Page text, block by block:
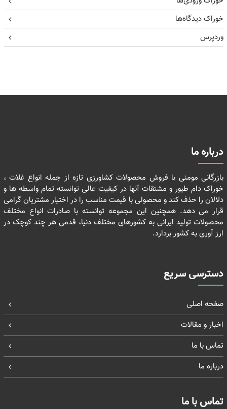
خوراک دیدگاه‌ها
وردپرس
درباره ما
بازرگانی مومنی با فروش محصولات کشاورزی تازه از جمله انواع غلات ،
خوراک دام طیور و مشتقات آنها در کیفیت عالی توانسته تمام واسطه ها و
دلالان را حذف کند و محصولی با قیمت مناسب را در اختیار مشتریان گرامی
قرار می دهد. همچنین این مجموعه توانسته با صادرات انواع مختلف
محصولات تولید ایرانی به کشورهای مختلف دنیا، قدمی هر چند کوچک در
ارز آوری به کشور بردارد.
دسترسی سریع
صفحه اصلی
اخبار و مقالات
تماس با ما
درباره ما
تماس با ما